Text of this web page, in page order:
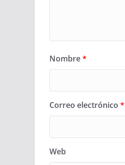
Nombre*
Correo electrónico *
Web